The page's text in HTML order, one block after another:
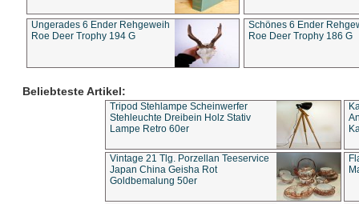
Ungerades 6 Ender Rehgeweih
Roe Deer Trophy 194 G
Schönes 6 Ender
Roe Deer Trophy 186 G
Beliebteste Artikel:
Tripod Stehlampe Scheinwerfer
Stehleuchte Dreibein Holz Stativ
Lampe Retro 60er
Vintage 21 Tlg. Porzellan Teeservice
Japan China Geisha Rot
Goldbemalung 50er